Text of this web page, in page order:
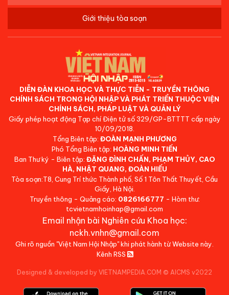
Giới thiệu tòa soạn
DIỄN ĐÀN KHOA HỌC VÀ THỰC TIỄN - TRUYỀN THÔNG
CHÍNH SÁCH TRONG HỘI NHẬP VÀ PHÁT TRIỂN THUỘC VIỆN
CHÍNH SÁCH, PHÁP LUẬT VÀ QUẢN LÝ
Giấy phép hoạt động Tạp chí Điện tử số 329/GP-BTTTT cấp ngày
10/09/2018.
Tổng Biên tập: ĐOÀN MẠNH PHƯƠNG
Phó Tổng Biên tập: HOÀNG MINH TIẾN
Ban Thư ký - Biên tập: ĐẶNG ĐÌNH CHẤN, PHẠM THỦY, CAO
HÀ, NHẬT QUANG, ĐOÀN HIẾU
Tòa soạn:T8, Cung Trí thức Thành phố, Số 1 Tôn Thất Thuyết, Cầu
Giấy, Hà Nội.
Truyền thông - Quảng cáo: 0826166777 - Hòm thư:
tcvietnamhoinhap@gmail.com
Email nhận bài Nghiên cứu Khoa học:
nckh.vnhn@gmail.com
Ghi rõ nguồn "Việt Nam Hội Nhập" khi phát hành từ Website này.
Kênh RSS
Designed & developed by VIETNAMPEDIA.COM © AICMS v2022